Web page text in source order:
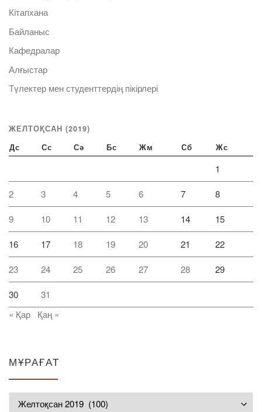
Кітапхана
Байланыс
Кафедралар
Алғыстар
Түлектер мен студенттердің пікірлері
ЖЕЛТОҚСАН (2019)
Дс Сс Сә Бс Жм Сб Жс
1
2 3 4 5 6 7 8
9 10 11 12 13 14 15
16 17 18 19 20 21 22
23 24 25 26 27 28 29
30
31
« Қар
Қаң »
МҰРАҒАТ